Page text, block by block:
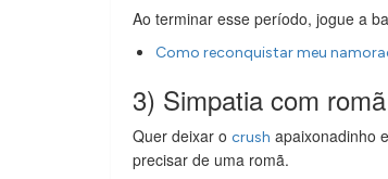
Ao terminar esse período, jogue a
Como reconquistar meu
3) Simpatia com
Quer deixar o crush apaixonadinho
precisar de uma romã.